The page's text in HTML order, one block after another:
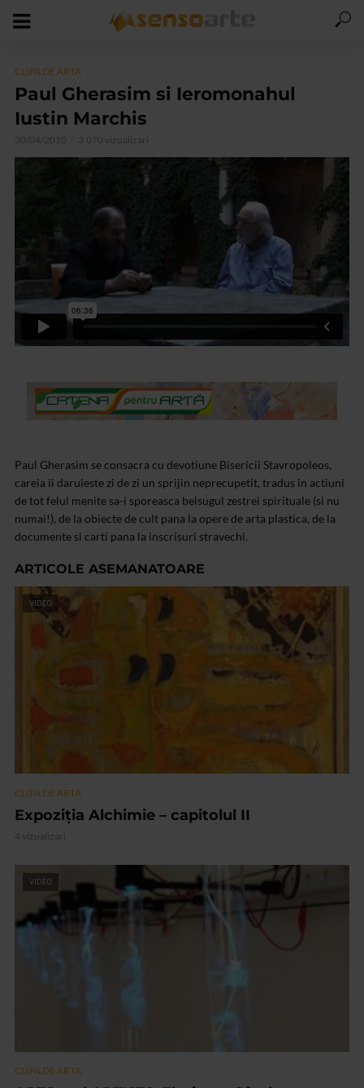
CLIPA DE ARTA
Paul Gherasim si Ieromonahul
Iustin Marchis
30/04/2010 3.070 vizualizari
Paul Gherasim se consacra cu devotiune Bisericii Stavropoleos,
careia ii daruieste zi de zi un sprijin neprecupetit, tradus in actiuni
de tot felul menite sa-i sporeasca belsugul zestrei spirituale (si nu
numai!), de la obiecte de cult pana la opere de arta plastica, de la
documente si carti pana la inscrisuri stravechi.
ARTICOLE ASEMANATOARE
VIDEO
CLIPA DE ARTA
Expoziția Alchimie – capitolul II
4 vizualizari
VIDEO
CLIPA DE ARTA